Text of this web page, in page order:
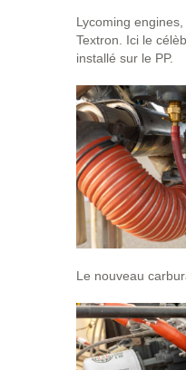
Lycoming
Textron. Ici le
installé sur le PP.
Le nouveau